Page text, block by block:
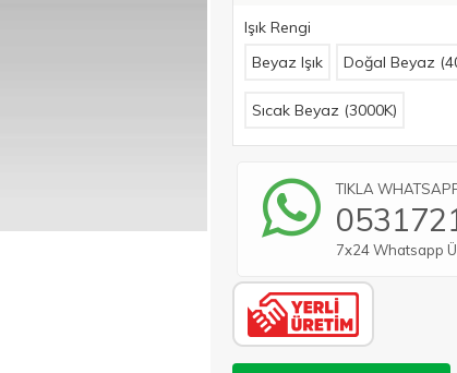
Işık Rengi
Beyaz Işık
Doğal Beyaz
Sıcak Beyaz (3000K)
TIKLA
7x24 Whatsapp